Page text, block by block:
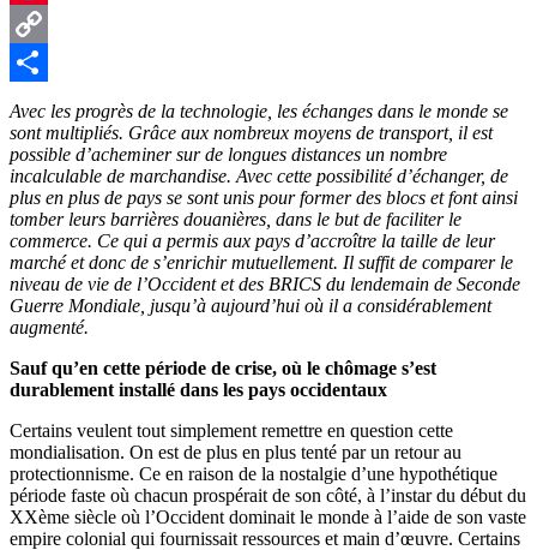
Pinterest
Copy
Link
Partager
Avec les progrès de la technologie, les échanges dans le monde se
sont multipliés. Grâce aux nombreux moyens de transport, il est
possible d’acheminer sur de longues distances un nombre
incalculable de marchandise. Avec cette possibilité d’échanger, de
plus en plus de pays se sont unis pour former des blocs et font ainsi
tomber leurs barrières douanières, dans le but de faciliter le
commerce. Ce qui a permis aux pays d’accroître la taille de leur
marché et donc de s’enrichir mutuellement. Il suffit de comparer le
niveau de vie de l’Occident et des BRICS du lendemain de Seconde
Guerre Mondiale, jusqu’à aujourd’hui où il a considérablement
augmenté.
Sauf qu’en cette période de crise, où le chômage s’est
durablement installé dans les pays occidentaux
Certains veulent tout simplement remettre en question cette
mondialisation. On est de plus en plus tenté par un retour au
protectionnisme. Ce en raison de la nostalgie d’une hypothétique
période faste où chacun prospérait de son côté, à l’instar du début du
XXème siècle où l’Occident dominait le monde à l’aide de son vaste
empire colonial qui fournissait ressources et main d’œuvre. Certains